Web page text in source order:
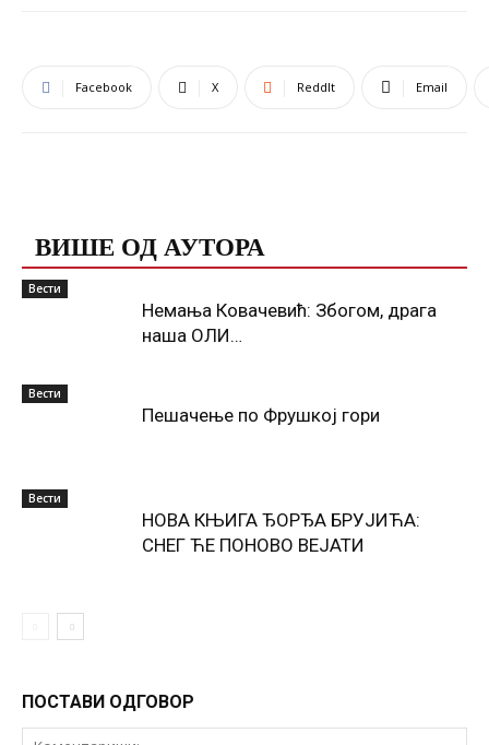
Facebook X ReddIt Email
ВИШЕ ОД АУТОРА
Вести
Немања Ковачевић: Збогом, драга
наша ОЛИ…
Вести
Пешачење по Фрушкој гори
Вести
НОВА КЊИГА ЂОРЂА БРУЈИЋА:
СНЕГ ЋЕ ПОНОВО ВЕЈАТИ
ПОСТАВИ ОДГОВОР